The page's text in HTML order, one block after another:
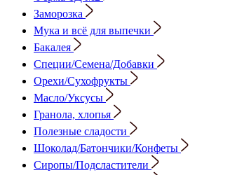
Заморозка
Мука и всё для выпечки
Бакалея
Специи/Семена/Добавки
Орехи/Сухофрукты
Масло/Уксусы
Гранола, хлопья
Полезные сладости
Шоколад/Батончики/Конфеты
Сиропы/Подсластители